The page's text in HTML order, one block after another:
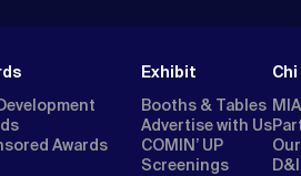
Awards
Exhibit
Booths & Tables
Advertise with Us
COMIN’ UP
Screenings
MIA